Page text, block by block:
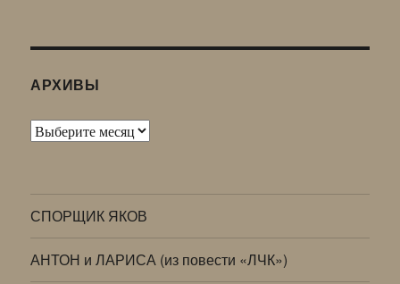
АРХИВЫ
Архивы
СПОРЩИК ЯКОВ
АНТОН и ЛАРИСА (из повести «ЛЧК»)